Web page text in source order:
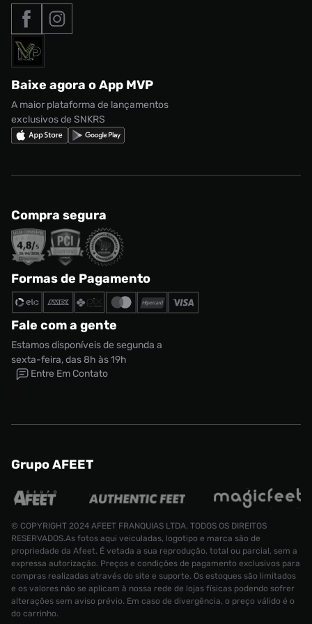
Roupas
Acessórios
Marcas
Nike Air Max
adidas Adi2000
adidas Campus
Nike Shox
Nossas lojas
Termos de uso
Política de privacidade
Regulamento CRM/ CASHBACK
Regulamento Cupom
Tipos de entrega
Formas de Pagamento
Solicite seus dados
Baixe agora o App MVP
A maior plataforma de lançamentos
exclusivos de SNKRS
Compra segura
Formas de Pagamento
Fale com a gente
Estamos disponíveis de segunda a
sexta-feira, das 8h às 19h
Entre Em Contato
Grupo AFEET
© COPYRIGHT 2024 AFEET FRANQUIAS LTDA. TODOS OS DIREITOS
RESERVADOS.As fotos aqui veiculadas, logotipo e marca são de
propriedade da Afeet. É vetada a sua reprodução, total ou parcial, sem a
expressa autorização. Preços e condições de pagamento exclusivos para
compras realizadas através do site e suporte. Os estoques são limitados
e os valores não se aplicam à nossa rede de lojas físicas podendo sofrer
alterações sem aviso prévio. Em caso de divergência, o preço válido é o
do carrinho.